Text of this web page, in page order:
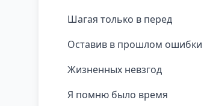
Шагая только в перед
Оставив в прошлом ошибки
Жизненных невзгод
Я помню было время